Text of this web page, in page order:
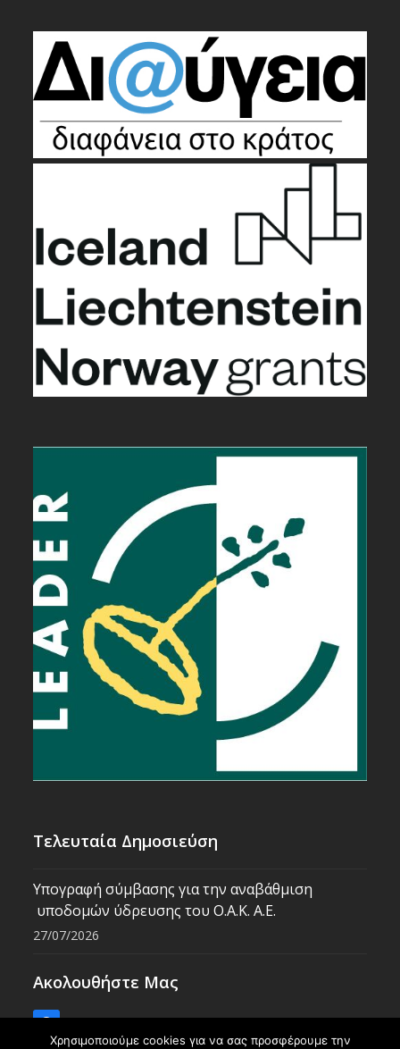
Τελευταία Δημοσιεύση
Υπογραφή σύμβασης για την αναβάθμιση
υποδομών ύδρευσης του Ο.Α.Κ. Α.Ε.
27/07/2026
Ακολουθήστε Μας
Χρησιμοποιούμε cookies για να σας προσφέρουμε την